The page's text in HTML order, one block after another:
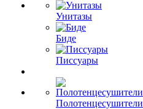
Унитазы
Биде
Писсуары
Полотенцесушители